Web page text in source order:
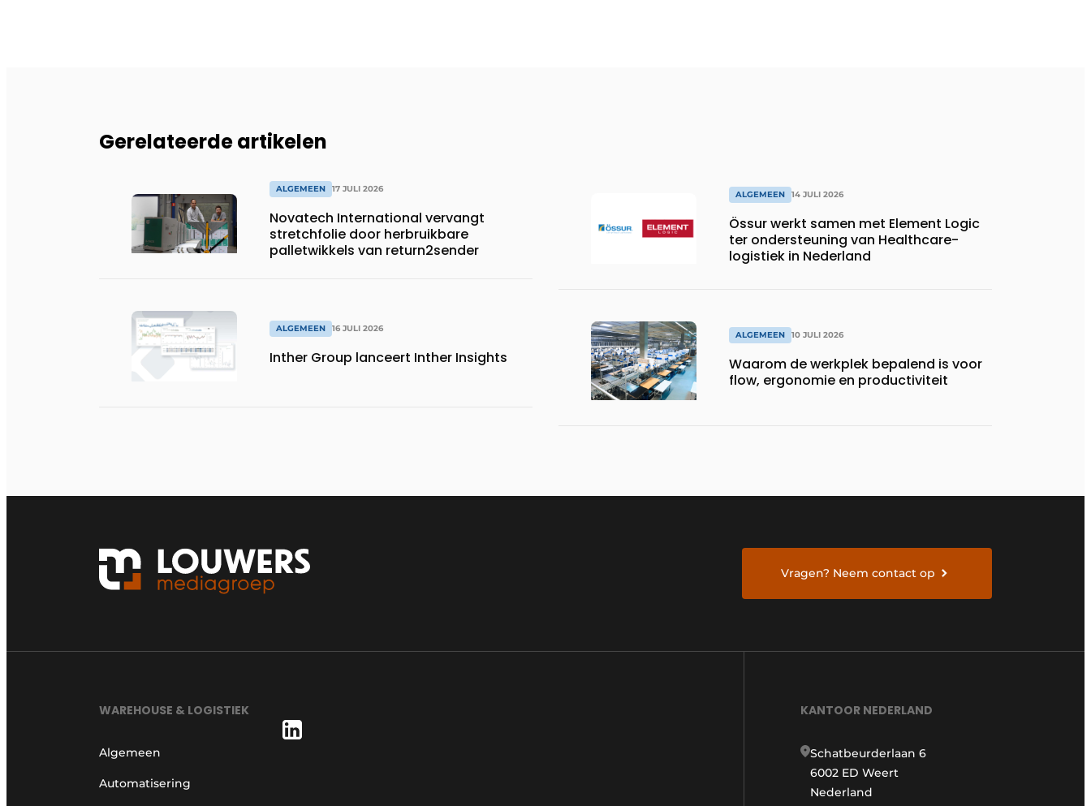
Gerelateerde artikelen
ALGEMEEN 17 JULI 2026
Novatech International vervangt
stretchfolie door herbruikbare
palletwikkels van return2sender
ALGEMEEN 16 JULI 2026
Inther Group lanceert Inther Insights
ALGEMEEN 14 JULI 2026
Össur werkt samen met Element Logic
ter ondersteuning van Healthcare-
logistiek in Nederland
ALGEMEEN 10 JULI 2026
Waarom de werkplek bepalend is voor
flow, ergonomie en productiviteit
Vragen? Neem contact op
WAREHOUSE & LOGISTIEK
Algemeen
Automatisering
KANTOOR NEDERLAND
Schatbeurderlaan 6
6002 ED Weert
Nederland